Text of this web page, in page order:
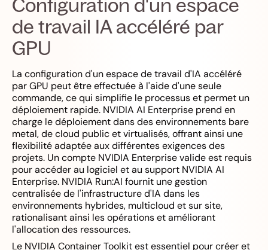
Configuration d'un espace
de travail IA accéléré par
GPU
La configuration d'un espace de travail d'IA accéléré
par GPU peut être effectuée à l'aide d'une seule
commande, ce qui simplifie le processus et permet un
déploiement rapide. NVIDIA AI Enterprise prend en
charge le déploiement dans des environnements bare
metal, de cloud public et virtualisés, offrant ainsi une
flexibilité adaptée aux différentes exigences des
projets. Un compte NVIDIA Enterprise valide est requis
pour accéder au logiciel et au support NVIDIA AI
Enterprise. NVIDIA Run:AI fournit une gestion
centralisée de l'infrastructure d'IA dans les
environnements hybrides, multicloud et sur site,
rationalisant ainsi les opérations et améliorant
l'allocation des ressources.
Le NVIDIA Container Toolkit est essentiel pour créer et